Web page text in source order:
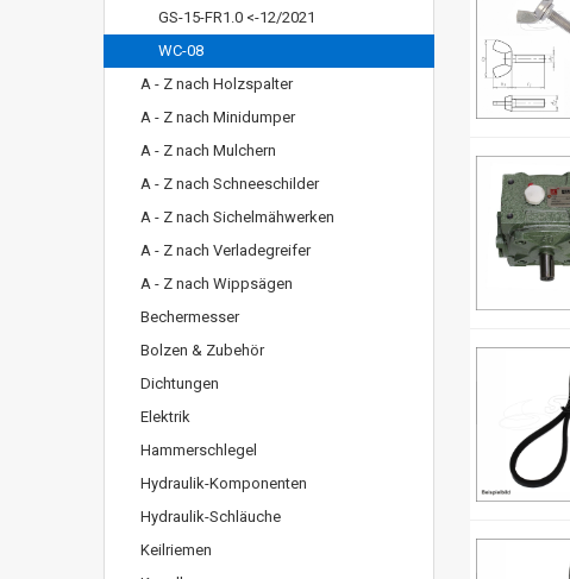
GS-15-FR1.0 <-12/2021
WC-08
A - Z nach Holzspalter
A - Z nach Minidumper
A - Z nach Mulchern
A - Z nach Schneeschilder
A - Z nach Sichelmähwerken
A - Z nach Verladegreifer
A - Z nach Wippsägen
Bechermesser
Bolzen & Zubehör
Dichtungen
Elektrik
Hammerschlegel
Hydraulik-Komponenten
Hydraulik-Schläuche
Keilriemen